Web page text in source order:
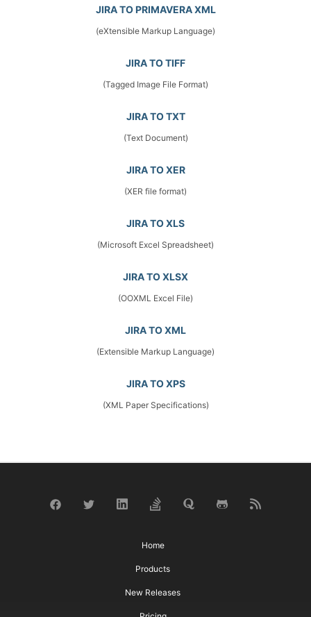
JIRA TO PRIMAVERA XML
(eXtensible Markup Language)
JIRA TO TIFF
(Tagged Image File Format)
JIRA TO TXT
(Text Document)
JIRA TO XER
(XER file format)
JIRA TO XLS
(Microsoft Excel Spreadsheet)
JIRA TO XLSX
(OOXML Excel File)
JIRA TO XML
(Extensible Markup Language)
JIRA TO XPS
(XML Paper Specifications)
Home
Products
New Releases